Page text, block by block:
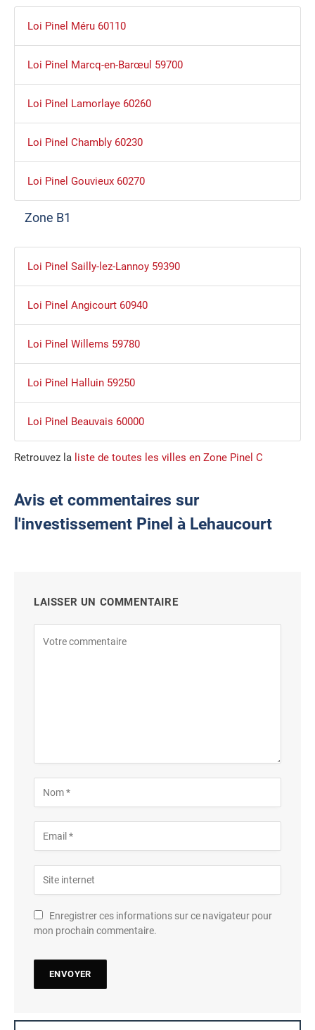
Loi Pinel Méru 60110
Loi Pinel Marcq-en-Barœul 59700
Loi Pinel Lamorlaye 60260
Loi Pinel Chambly 60230
Loi Pinel Gouvieux 60270
Zone B1
Loi Pinel Sailly-lez-Lannoy 59390
Loi Pinel Angicourt 60940
Loi Pinel Willems 59780
Loi Pinel Halluin 59250
Loi Pinel Beauvais 60000
Retrouvez la liste de toutes les villes en Zone Pinel C
Avis et commentaires sur
l'investissement Pinel à Lehaucourt
LAISSER UN COMMENTAIRE
Enregistrer ces informations sur ce navigateur pour
mon prochain commentaire.